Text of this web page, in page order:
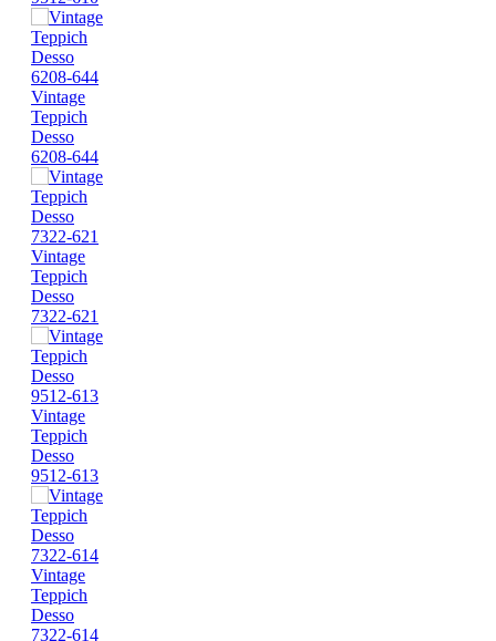
Vintage
Teppich
Desso
6208-644
Vintage
Teppich
Desso
7322-621
Vintage
Teppich
Desso
9512-613
Vintage
Teppich
Desso
7322-614